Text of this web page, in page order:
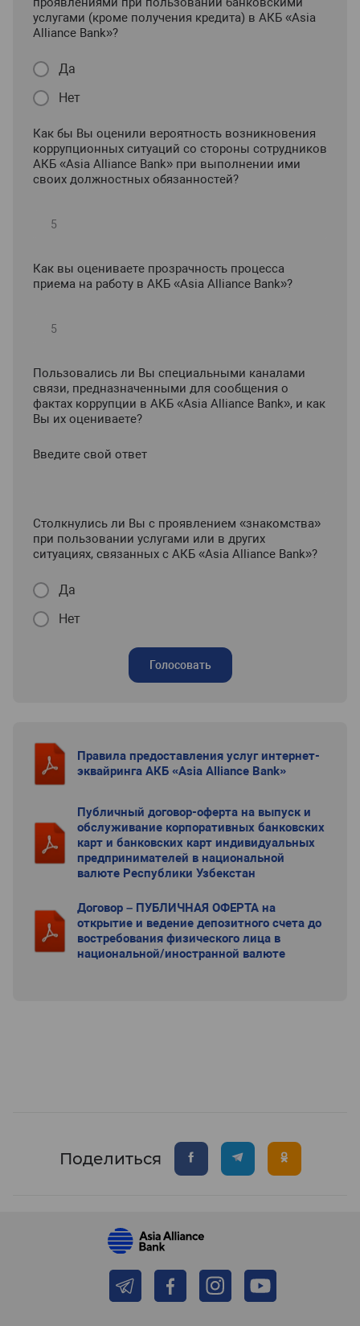
услугами (кроме получения кредита) в АКБ «Asia
Alliance Bank»?
Да
Нет
Как бы Вы оценили вероятность возникновения
коррупционных ситуаций со стороны сотрудников
АКБ «Asia Alliance Bank» при выполнении ими
своих должностных обязанностей?
Как вы оцениваете прозрачность процесса
приема на работу в АКБ «Asia Alliance Bank»?
Пользовались ли Вы специальными каналами
связи, предназначенными для сообщения о
фактах коррупции в АКБ «Asia Alliance Bank», и как
Вы их оцениваете?
Введите свой ответ
Столкнулись ли Вы с проявлением «знакомства»
при пользовании услугами или в других
ситуациях, связанных с АКБ «Asia Alliance Bank»?
Да
Нет
Голосовать
Правила предоставления услуг интернет-
эквайринга АКБ «Asia Alliance Bank»
Публичный договор-оферта на выпуск и
обслуживание корпоративных банковских
карт и банковских карт индивидуальных
предпринимателей в национальной
валюте Республики Узбекстан
Договор – ПУБЛИЧНАЯ ОФЕРТА на
открытие и ведение депозитного счета до
востребования физического лица в
национальной/иностранной валюте
Поделиться